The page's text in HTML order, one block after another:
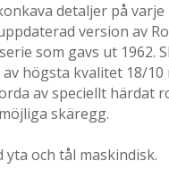
detaljer på varje
version av
som gavs ut 1962.
högsta kvalitet 18/
av speciellt härdat
skäregg.
yta och tål maskindisk.